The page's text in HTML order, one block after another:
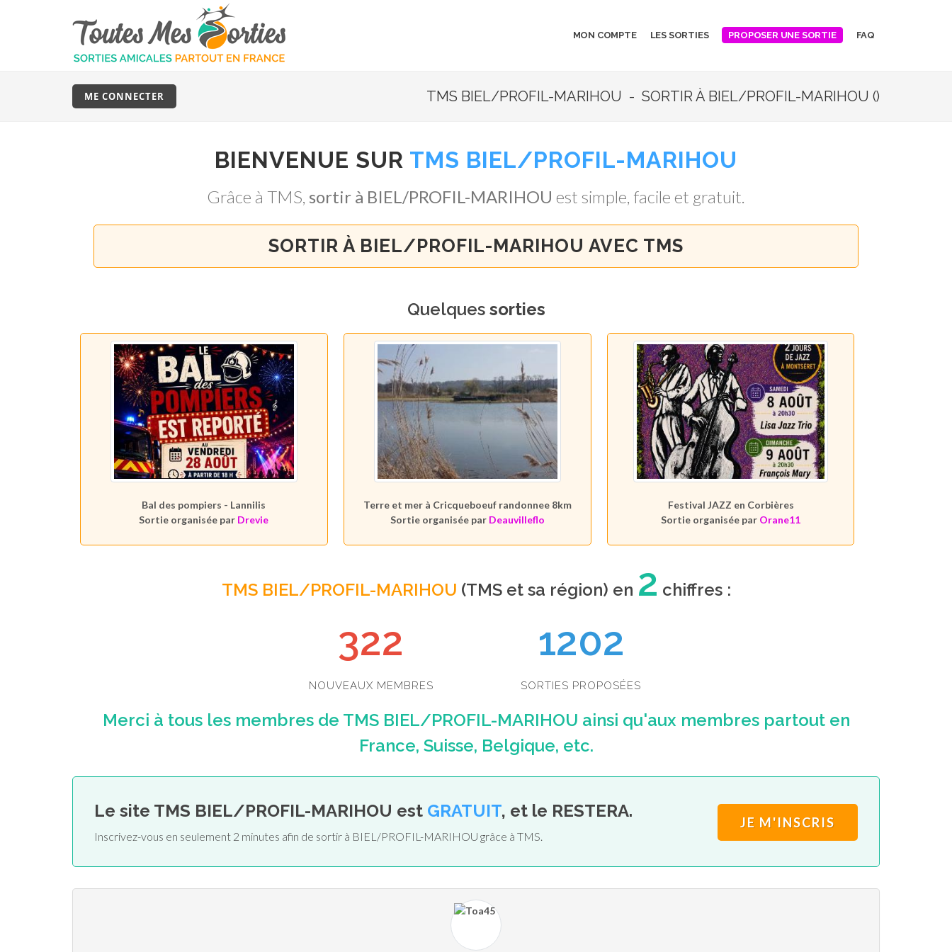
MON COMPTE LES SORTIES PROPOSER UNE SORTIE FAQ
TMS BIEL/PROFIL-MARIHOU - SORTIR À BIEL/PROFIL-MARIHOU ()
ME CONNECTER
BIENVENUE SUR TMS BIEL/PROFIL-MARIHOU
Grâce à TMS, sortir à BIEL/PROFIL-MARIHOU est simple, facile et gratuit.
SORTIR À BIEL/PROFIL-MARIHOU AVEC TMS
Quelques sorties
Bal des pompiers - Lannilis
Sortie organisée par Drevie
Terre et mer à Cricqueboeuf randonnee 8km
Sortie organisée par Deauvilleflo
Festival JAZZ en Corbières
Sortie organisée par Orane11
TMS BIEL/PROFIL-MARIHOU (TMS et sa région) en 2 chiffres :
355
NOUVEAUX MEMBRES
1202
SORTIES PROPOSÉES
Merci à tous les membres de TMS BIEL/PROFIL-MARIHOU ainsi qu'aux membres partout en
France, Suisse, Belgique, etc.
Le site TMS BIEL/PROFIL-MARIHOU est GRATUIT, et le RESTERA.
Inscrivez-vous en seulement 2 minutes afin de sortir à BIEL/PROFIL-MARIHOU grâce à TMS.
JE M'INSCRIS